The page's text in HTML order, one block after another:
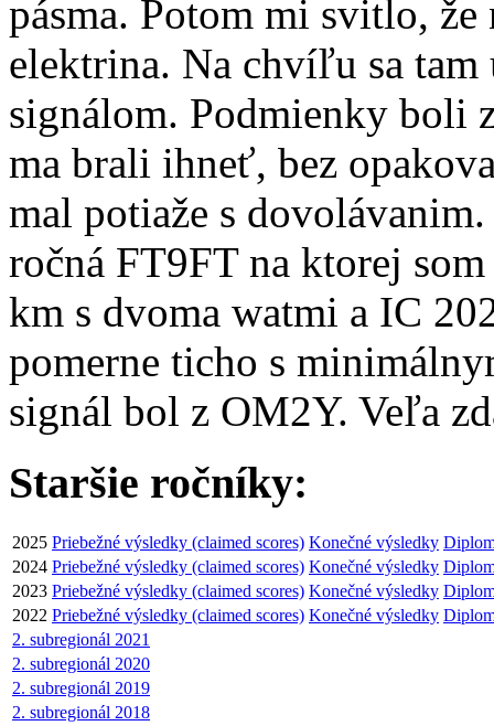
pásma. Potom mi svitlo,
elektrina. Na chvíľu sa
signálom. Podmienky boli
ma brali ihneť, bez
mal potiaže s
ročná FT9FT na ktorej
km s dvoma watmi a IC
pomerne ticho s
signál bol z OM2Y. Veľa
Staršie ročníky:
2025 Priebežné výsledky (claimed scores) Konečné výsledky
2024 Priebežné výsledky (claimed scores) Konečné výsledky
2023 Priebežné výsledky (claimed scores) Konečné výsledky
2022 Priebežné výsledky (claimed scores) Konečné výsledky
2. subregionál 2021
2. subregionál 2020
2. subregionál 2019
2. subregionál 2018